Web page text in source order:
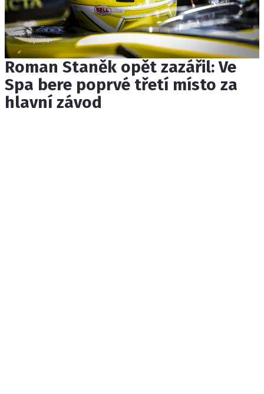
Roman Staněk opět zazářil: Ve
Spa bere poprvé třetí místo za
hlavní závod